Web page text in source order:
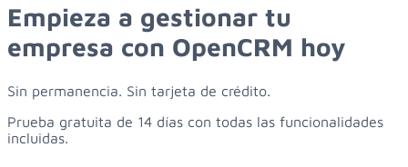
Empieza a gestionar tu
empresa con OpenCRM hoy
Sin permanencia. Sin tarjeta de crédito.
Prueba gratuita de 14 días con todas las funcionalidades
incluidas.